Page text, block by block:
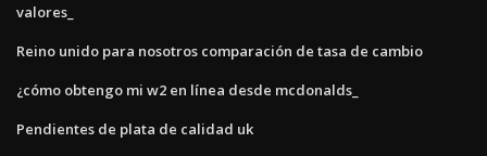
valores_
Reino unido para nosotros comparación de tasa de cambio
¿cómo obtengo mi w2 en línea desde mcdonalds_
Pendientes de plata de calidad uk